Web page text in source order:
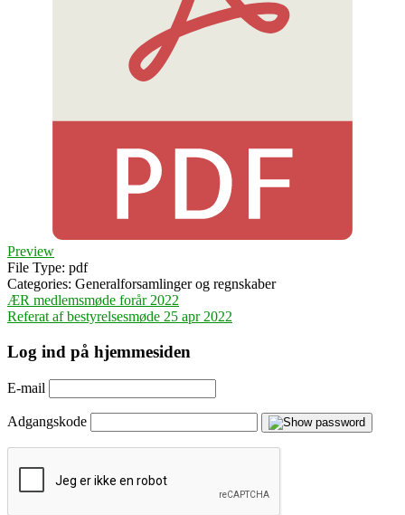
Preview
File Type: pdf
Categories: Generalforsamlinger og regnskaber
Indlægsnavigation
ÆR medlemsmøde forår 2022
Referat af bestyrelsesmøde 25 apr 2022
Log ind på hjemmesiden
E-mail
Adgangskode